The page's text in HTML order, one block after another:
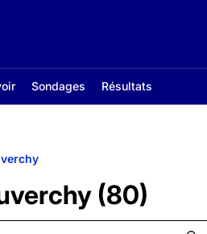
Sondages Résultats
(80)